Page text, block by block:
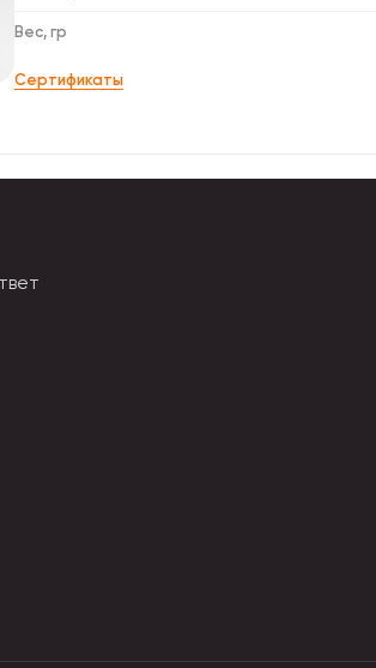
Вес, гр
Сертификаты